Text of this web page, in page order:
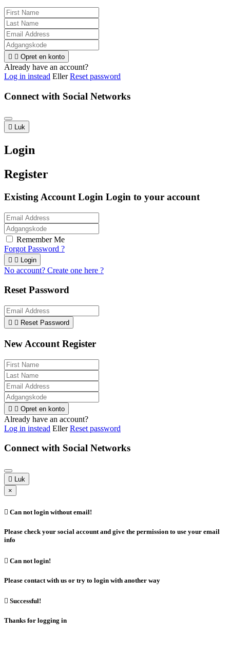
  Opret en konto
Already have an account?
Log in instead EllerReset password
Connect with Social Networks
 Luk
Login
Register
Existing Account Login Login to your account
Remember Me
Forgot Password ?
  Login
No account? Create one here ?
Reset Password
  Reset Password
New Account Register
  Opret en konto
Already have an account?
Log in instead EllerReset password
Connect with Social Networks
 Luk
×
 Can not login without email!
Please check your social account and give the permission to use your email
info
 Can not login!
Please contact with us or try to login with another way
 Successful!
Thanks for logging in